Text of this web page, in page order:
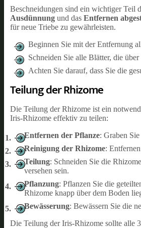
Beschneidungen sind ein wichtiger Teil
Ausdünnung und das Entfernen
für neue Triebe zu gewährleisten.
Beginnen Sie mit der Entfernung
Schneiden Sie alle Blätter, die
Achten Sie darauf, dass Sie die
Teilung der Rhizome
Die Teilung der Rhizome ist ein
Iris-Rhizome effektiv zu teilen:
Entfernen der Pflanze: Graben
Reinigung der Rhizome:
Teilung: Schneiden Sie die
versehen sein.
Pflanzung: Pflanzen Sie die
Rhizome knapp über dem Boden
Bewässerung: Bewässern Sie die
Die Teilung der Iris-Rhizome sollte alle